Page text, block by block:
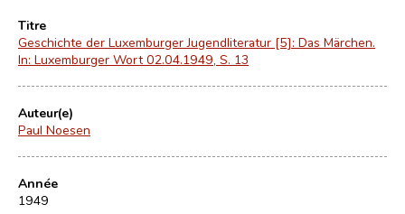
Titre
Geschichte der Luxemburger Jugendliteratur [5]: Das Märchen.
In: Luxemburger Wort 02.04.1949, S. 13
Auteur(e)
Paul Noesen
Année
1949